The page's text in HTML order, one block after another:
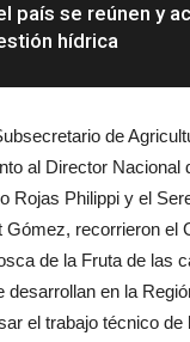
país se reúnen y
hídrica
de
al Director Nacional
Rojas Philippi y el
Gómez, recorrieron el
de la Fruta de las
desarrollan en la
el trabajo técnico